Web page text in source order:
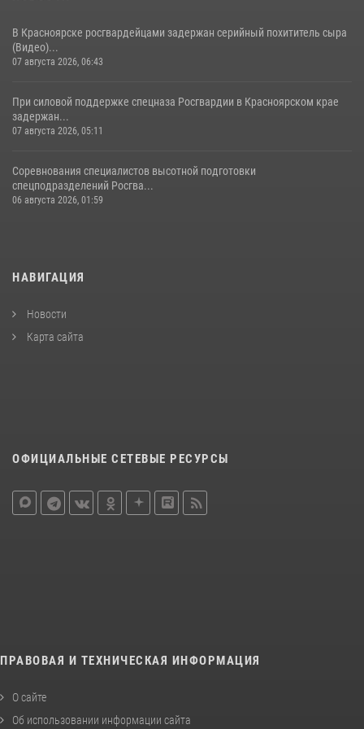
В Красноярске росгвардейцами задержан серийный похититель сыра
(Видео)...
07 августа 2026, 06:43
При силовой поддержке спецназа Росгвардии в Красноярском крае
задержан...
07 августа 2026, 05:11
Соревнования специалистов высотной подготовки
спецподразделений Росгва...
06 августа 2026, 01:59
НАВИГАЦИЯ
Новости
Карта сайта
ОФИЦИАЛЬНЫЕ СЕТЕВЫЕ РЕСУРСЫ
ПРАВОВАЯ И ТЕХНИЧЕСКАЯ ИНФОРМАЦИЯ
О сайте
Об использовании информации сайта